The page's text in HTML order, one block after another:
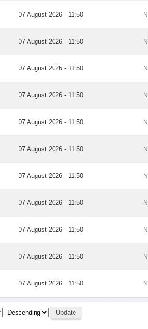
07 August 2026 - 11:50
07 August 2026 - 11:50
07 August 2026 - 11:50
07 August 2026 - 11:50
07 August 2026 - 11:50
07 August 2026 - 11:50
07 August 2026 - 11:50
07 August 2026 - 11:50
07 August 2026 - 11:50
07 August 2026 - 11:50
07 August 2026 - 11:50